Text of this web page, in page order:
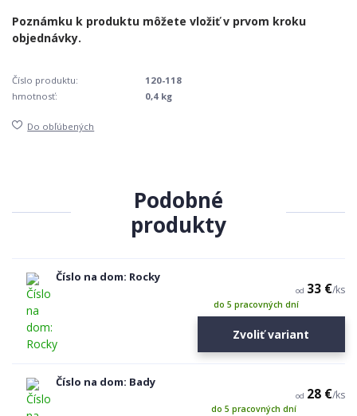
Číslo produktu:
120-118
hmotnosť:
0,4 kg
Do obľúbených
Podobné
produkty
Číslo na dom: Rocky
od 33 €/ks
do 5 pracovných dní
Zvoliť variant
Číslo na dom: Bady
od 28 €/ks
do 5 pracovných dní